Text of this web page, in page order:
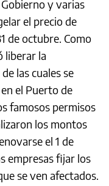
y varias
el precio de
de octubre. Como
liberar la
las cuales se
el Puerto de
famosos permisos
los montos
el 1 de
empresas fijar los
se ven afectados.